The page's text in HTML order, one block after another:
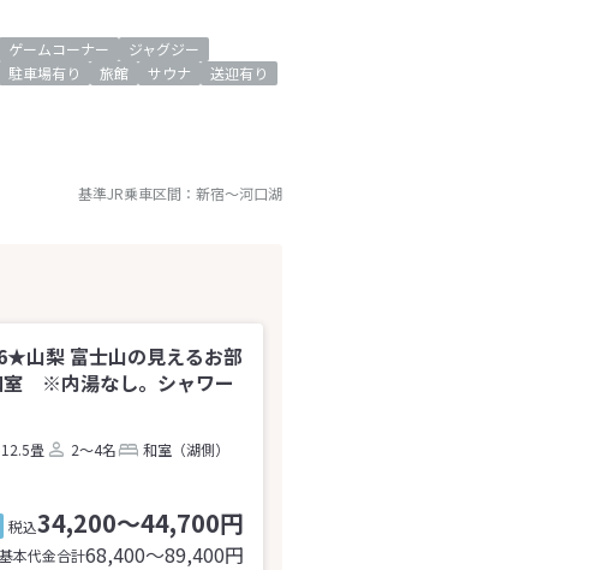
ゲームコーナー
ジャグジー
駐車場有り 旅館 サウナ
送迎有り
基準JR乗車区間： 新宿～河口湖
山梨 富士山の見えるお部
※内湯なし。シャワー
12.5畳 2～4名
和室（湖側）
税込34,200～44,700円
基本代金合計68,400〜89,400円